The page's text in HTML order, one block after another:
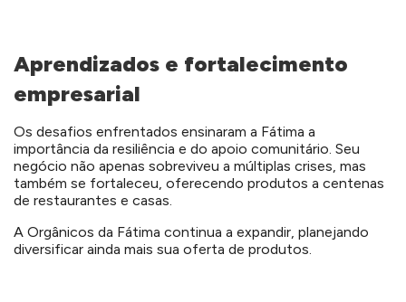
Aprendizados e fortalecimento
empresarial
Os desafios enfrentados ensinaram a Fátima a
importância da resiliência e do apoio comunitário. Seu
negócio não apenas sobreviveu a múltiplas crises, mas
também se fortaleceu, oferecendo produtos a centenas
de restaurantes e casas.
A Orgânicos da Fátima continua a expandir, planejando
diversificar ainda mais sua oferta de produtos.